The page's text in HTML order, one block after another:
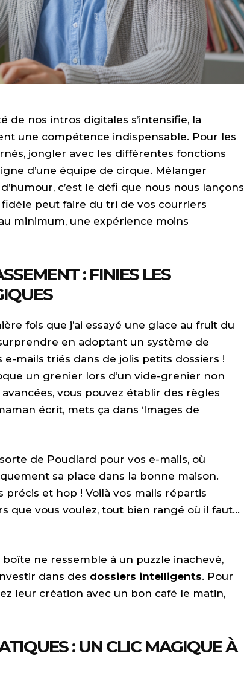
de nos intros digitales s’intensifie, la
une compétence indispensable. Pour les
jongler avec les différentes fonctions
d’une équipe de cirque. Mélanger
c’est le défi que nous nous lançons
peut faire du tri de vos courriers
minimum, une expérience moins
: FINIES LES
fois que j’ai essayé une glace au fruit du
en adoptant un système de
mails triés dans de jolis petits dossiers !
un grenier lors d’un vide-grenier non
vous pouvez établir des règles
écrit, mets ça dans ‘Images de
de Poudlard pour vos e-mails, où
sa place dans la bonne maison.
et hop ! Voilà vos mails répartis
que vous voulez, tout bien rangé où il faut…
ne ressemble à un puzzle inachevé,
dans des dossiers intelligents. Pour
leur création avec un bon café le matin,
: UN CLIC MAGIQUE À